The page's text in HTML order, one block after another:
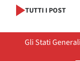
TUTTI I POST
Gli Stati